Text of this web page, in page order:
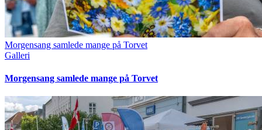
Morgensang samlede mange på Torvet
Galleri
Morgensang samlede mange på Torvet